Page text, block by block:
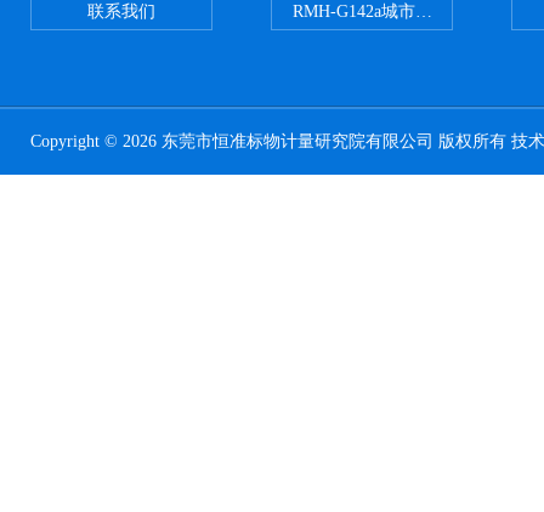
联系我们 RMH-G142a城市污水处理污泥中
Copyright © 2026 东莞市恒准标物计量研究院有限公司 版权所有 技